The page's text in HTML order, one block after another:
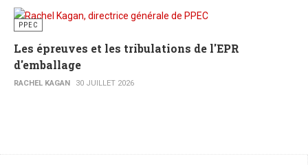
PPEC
Les épreuves et les tribulations de l'EPR
d'emballage
RACHEL KAGAN 30 JUILLET 2026